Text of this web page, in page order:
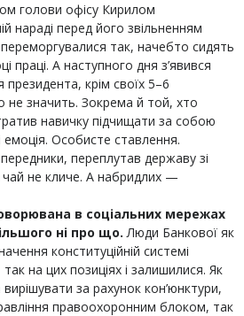
голови офісу Кирилом
нараді перед його звільненням
так, начебто сидять
праці. А наступного дня з’явився
президента, крім своїх 5–6
не значить. Зокрема й той, хто
навичку підчищати за собою
Особисте ставлення.
переплутав державу зі
не кличе. А набридлих —
в соціальних мережах
ні про що. Люди Банкової як
конституційній системі
на цих позиціях і залишилися. Як
за рахунок кон’юнктури,
правоохоронним блоком, так